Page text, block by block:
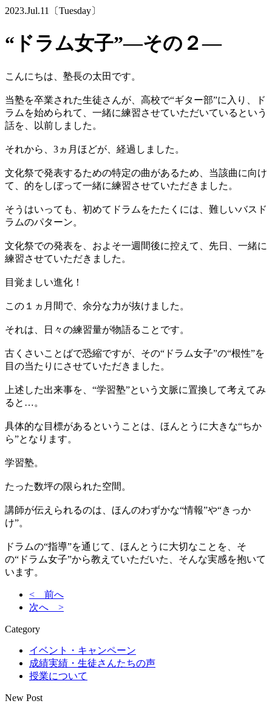
2023.Jul.11〔Tuesday〕
“ドラム女子”―その２―
こんにちは、塾長の太田です。
当塾を卒業された生徒さんが、高校で“ギター部”に入り、ド
ラムを始められて、一緒に練習させていただいているという
話を、以前しました。
それから、3ヵ月ほどが、経過しました。
文化祭で発表するための特定の曲があるため、当該曲に向け
て、的をしぼって一緒に練習させていただきました。
そうはいっても、初めてドラムをたたくには、難しいバスド
ラムのパターン。
文化祭での発表を、およそ一週間後に控えて、先日、一緒に
練習させていただきました。
目覚ましい進化！
この１ヵ月間で、余分な力が抜けました。
それは、日々の練習量が物語ることです。
古くさいことばで恐縮ですが、その“ドラム女子”の“根性”を
目の当たりにさせていただきました。
上述した出来事を、“学習塾”という文脈に置換して考えてみ
ると…。
具体的な目標があるということは、ほんとうに大きな“ちか
ら”となります。
学習塾。
たった数坪の限られた空間。
講師が伝えられるのは、ほんのわずかな“情報”や“きっか
け”。
ドラムの“指導”を通じて、ほんとうに大切なことを、そ
の“ドラム女子”から教えていただいた、そんな実感を抱いて
います。
< 前へ
次へ >
Category
イベント・キャンペーン
成績実績・生徒さんたちの声
授業について
New Post